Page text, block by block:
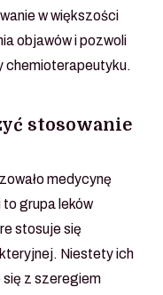
w większości
objawów i pozwoli
chemioterapeutyku.
stosowanie
medycynę
to grupa leków
stosuje się
Niestety ich
się z szeregiem